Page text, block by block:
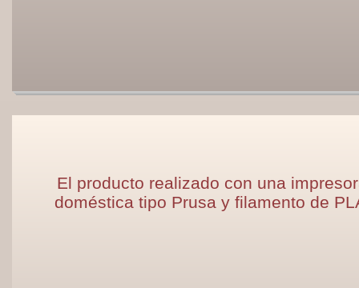
El producto realizado con una
doméstica tipo Prusa y filamento de